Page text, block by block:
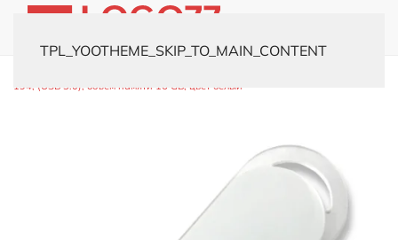
TPL_YOOTHEME_SKIP_TO_MAIN_CONTENT
194, (USB 3.0), объем памяти 16 GB, цвет белый